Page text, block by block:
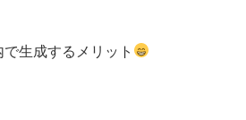
生成するメリット